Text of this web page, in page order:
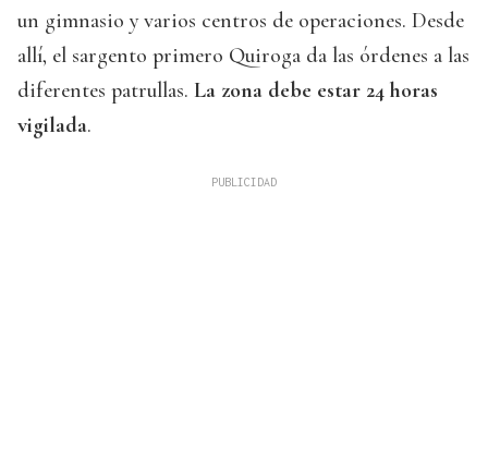
un gimnasio y varios centros de operaciones. Desde
allí, el sargento primero Quiroga da las órdenes a las
diferentes patrullas. La zona debe estar 24 horas
vigilada.